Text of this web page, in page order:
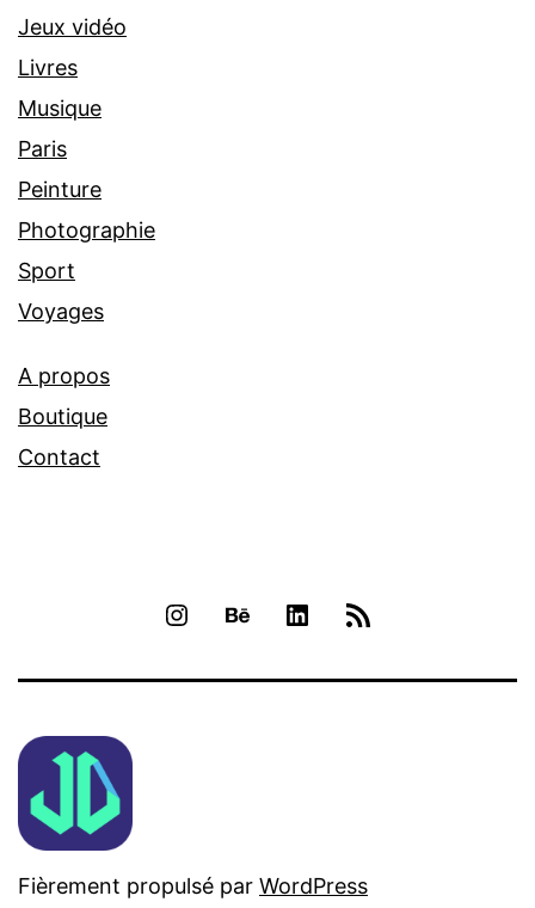
Jeux vidéo
Livres
Musique
Paris
Peinture
Photographie
Sport
Voyages
A propos
Boutique
Contact
INSTAGRAM
BEHANCELINKEDIN
Fièrement propulsé par WordPress